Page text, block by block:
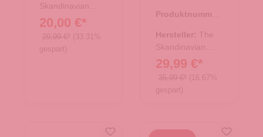
Skandinavian
Brand
20,00 €*
29,99 €* (33.31%
gespart)
Geldbörse Quer
Produktnummer:
Hersteller: The
Skandinavian
Brand
29,99 €*
35,99 €* (16.67%
gespart)